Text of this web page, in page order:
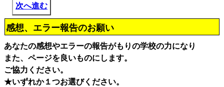
次へ進む
感想、エラー報告のお願い
あなたの感想やエラーの報告がもりの学校の力になり
また、ページを良いものにします。
ご協力ください。
★いずれか１つお選びください。